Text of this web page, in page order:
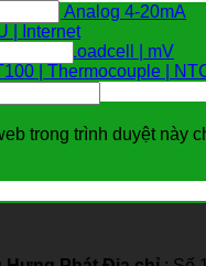
Độ | Analog 4-20mA
| Internet
Trở | Loadcell | mV
| Thermocouple |
trong trình duyệt này